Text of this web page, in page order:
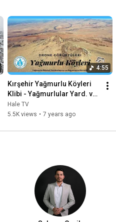
4:55
Kırşehir Yağmurlu Köyleri
Klibi - Yağmurlular Yard. ve
Day. Derneği (Drone
Çekimleri)
Hale TV
5.5K views • 7 years ago